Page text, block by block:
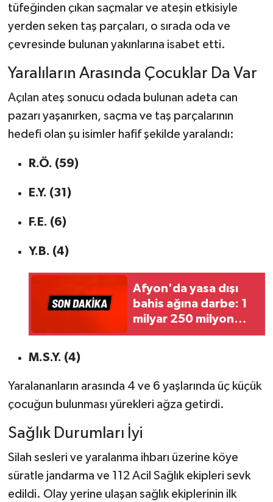
tüfeğinden çıkan saçmalar ve ateşin etkisiyle
yerden seken taş parçaları, o sırada oda ve
çevresinde bulunan yakınlarına isabet etti.
Yaralıların Arasında Çocuklar Da Var
Açılan ateş sonucu odada bulunan adeta can
pazarı yaşanırken, saçma ve taş parçalarının
hedefi olan şu isimler hafif şekilde yaralandı:
R.Ö. (59)
E.Y. (31)
F.E. (6)
Y.B. (4)
Afyon'da yasa dışı
bahis ağına darbe: 1
milyar 250 milyon
liralık vurgun mercek
M.S.Y. (4)
Yaralananların arasında 4 ve 6 yaşlarında üç küçük
çocuğun bulunması yürekleri ağza getirdi.
Sağlık Durumları İyi
Silah sesleri ve yaralanma ihbarı üzerine köye
süratle jandarma ve 112 Acil Sağlık ekipleri sevk
edildi. Olay yerine ulaşan sağlık ekiplerinin ilk